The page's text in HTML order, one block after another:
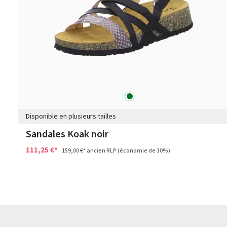
vert
Disponible en plusieurs tailles
Sandales Koak noir
111,25 €* 159,00 €*ancien RLP(économie de 30%)